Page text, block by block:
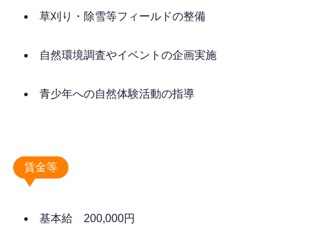
草刈り・除雪等フィールドの整備
自然環境調査やイベントの企画実施
青少年への自然体験活動の指導
賃金等
基本給 200,000円